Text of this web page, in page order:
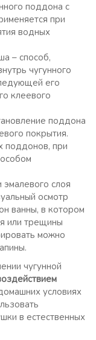
поддона с
при
водных
– способ,
чугунного
его
клеевого
поддона
покрытия.
поддонов, при
слоя
осмотр
ванны, в котором
или трещины
можно
чугунной
условиях
в естественных